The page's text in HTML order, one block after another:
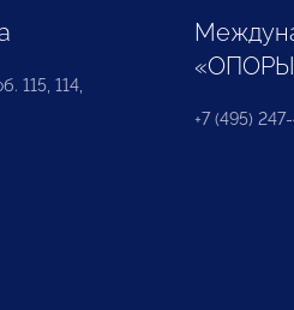
115, 114,
+7 (495)